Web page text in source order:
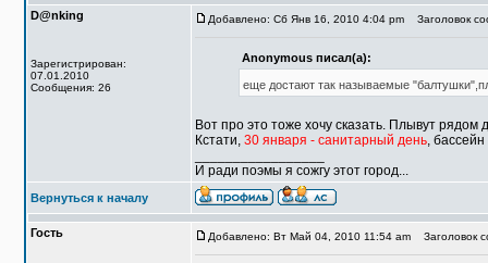
D@nking
Зарегистрирован:
07.01.2010
Сообщения: 26
Добавлено: Сб Янв 16, 2010 4:04 pm Заголовок
Anonymous писал(а):
еще достают так называемые
Вот про это тоже хочу сказать. Плывут рядом
Кстати, 30 января - санитарный день,
И ради поэмы я сожгу этот город...
Вернуться к началу
Гость Добавлено: Вт Май 04, 2010 11:54 am Заголовок